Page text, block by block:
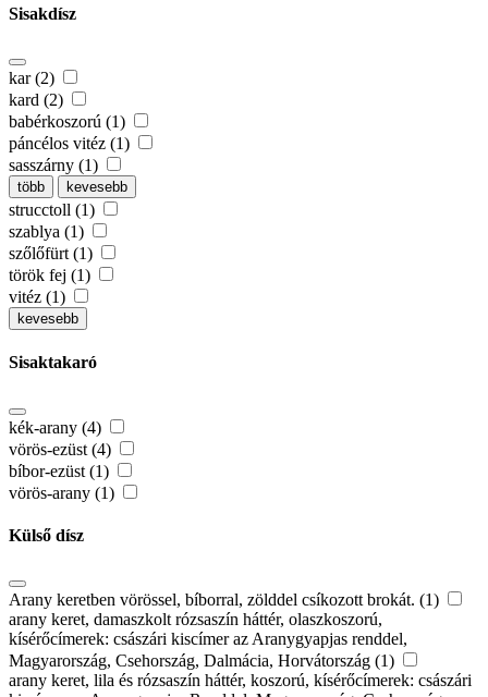
Sisakdísz
kar (2)
kard (2)
babérkoszorú (1)
páncélos vitéz (1)
sasszárny (1)
több kevesebb
strucctoll (1)
szablya (1)
szőlőfürt (1)
török fej (1)
vitéz (1)
kevesebb
Sisaktakaró
kék-arany (4)
vörös-ezüst (4)
bíbor-ezüst (1)
vörös-arany (1)
Külső dísz
Arany keretben vörössel, bíborral, zölddel csíkozott brokát. (1)
arany keret, damaszkolt rózsaszín háttér, olaszkoszorú,
kísérőcímerek: császári kiscímer az Aranygyapjas renddel,
Magyarország, Csehország, Dalmácia, Horvátország (1)
arany keret, lila és rózsaszín háttér, koszorú, kísérőcímerek: császári